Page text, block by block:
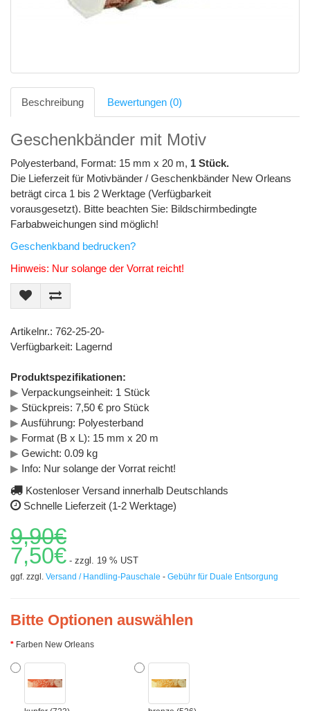
Beschreibung Bewertungen (0)
Geschenkbänder mit Motiv
Polyesterband, Format: 15 mm x 20 m, 1 Stück.
Die Lieferzeit für Motivbänder / Geschenkbänder New Orleans
beträgt circa 1 bis 2 Werktage (Verfügbarkeit
vorausgesetzt). Bitte beachten Sie: Bildschirmbedingte
Farbabweichungen sind möglich!
Geschenkband bedrucken?
Hinweis: Nur solange der Vorrat reicht!
Artikelnr.: 762-25-20-
Verfügbarkeit: Lagernd
Produktspezifikationen:
▶ Verpackungseinheit: 1 Stück
▶ Stückpreis: 7,50 € pro Stück
▶ Ausführung: Polyesterband
▶ Format (B x L): 15 mm x 20 m
▶ Gewicht: 0.09 kg
▶ Info: Nur solange der Vorrat reicht!
Kostenloser Versand innerhalb Deutschlands
Schnelle Lieferzeit (1-2 Werktage)
9,90€
7,50€ - zzgl. 19 % UST
ggf. zzgl. Versand / Handling-Pauschale - Gebühr für Duale Entsorgung
Bitte Optionen auswählen
Farben New Orleans